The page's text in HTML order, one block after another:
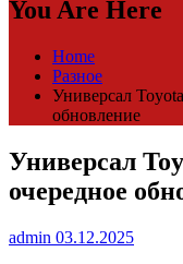
You Are Here
Home
Разное
Универсал
обновление
Универсал
очередное
admin 03.12.2025